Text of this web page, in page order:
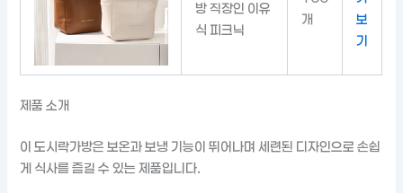
방 직장인 이유
식 피크닉
개
보
기
제품 소개
이 도시락가방은 보온과 보냉 기능이 뛰어나며 세련된 디자인으로 손쉽
게 식사를 즐길 수 있는 제품입니다.